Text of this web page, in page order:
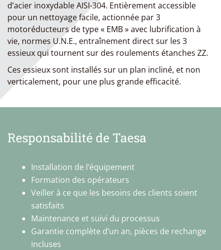
d’acier inoxydable AISI-304. Entièrement accessible
pour un nettoyage facile, actionnée par 3
motoréducteurs de type « EMB » avec lubrification à
vie, normes U.N.E., entraînement direct sur les 3
essieux qui tournent sur des roulements étanches ZZ.
Ces essieux sont installés sur un plan incliné, et non
verticalement, pour une plus grande efficacité.
Responsabilité de Taesa
Installation de l’équipement
Formation des opérateurs
Veiller à ce que les besoins des clients soient
satisfaits
Maintenance et suivi du processus
Garantie complète d’un an, pièces de rechange
incluses